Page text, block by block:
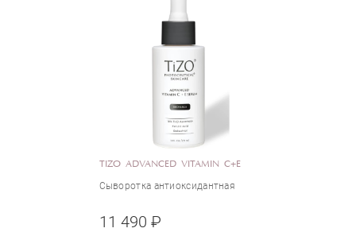
TIZO ADVANCED VITAMIN C+E
Сыворотка антиоксидантная
11 490 ₽